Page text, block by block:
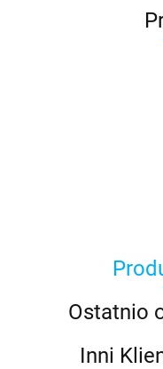
Ostatnio
Inni